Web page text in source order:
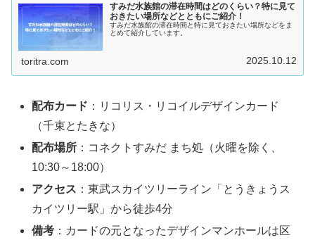
すみだ水族館の滞在時間はどのくらい？特に見て
おきたい場所などとともにご紹介！
すみだ水族館の滞在時間と特に見ておきたい場所などをま
とめて紹介しています。
toritra.com 2025.10.12
配布カード ：リコリス・リコイルデザインカード
（千束とたきな）
配布場所 ：コネクトすみだ まち処（火曜を除く、
10:30～18:00）
アクセス ：東武スカイツリーライン「とうきょうス
カイツリー駅」から徒歩4分
備考 ：カードの元となったデザインマンホールは区